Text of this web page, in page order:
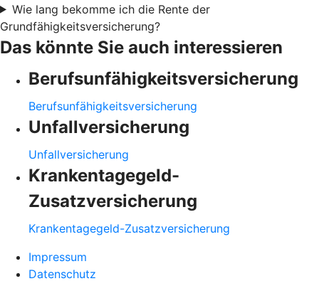
Wie lang bekomme ich die Rente der
Grundfähigkeitsversicherung?
Das könnte Sie auch interessieren
Berufsunfähigkeitsversicherung
Berufsunfähigkeitsversicherung
Unfallversicherung
Unfallversicherung
Krankentagegeld-
Zusatzversicherung
Krankentagegeld-Zusatzversicherung
Impressum
Datenschutz